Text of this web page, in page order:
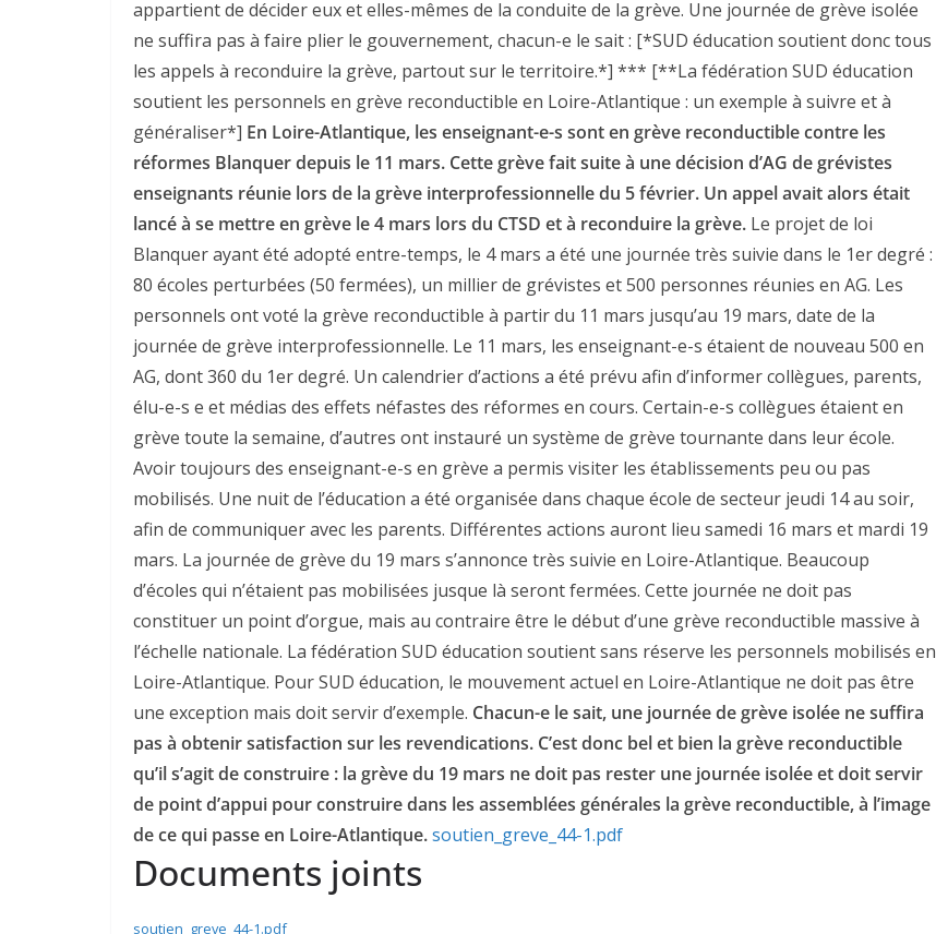
appartient de décider eux et elles-mêmes de la conduite de la grève. Une journée de grève isolée
ne suffira pas à faire plier le gouvernement, chacun-e le sait : [*SUD éducation soutient donc tous
les appels à reconduire la grève, partout sur le territoire.*] *** [**La fédération SUD éducation
soutient les personnels en grève reconductible en Loire-Atlantique : un exemple à suivre et à
généraliser*] En Loire-Atlantique, les enseignant-e-s sont en grève reconductible contre les
réformes Blanquer depuis le 11 mars. Cette grève fait suite à une décision d’AG de grévistes
enseignants réunie lors de la grève interprofessionnelle du 5 février. Un appel avait alors était
lancé à se mettre en grève le 4 mars lors du CTSD et à reconduire la grève. Le projet de loi
Blanquer ayant été adopté entre-temps, le 4 mars a été une journée très suivie dans le 1er degré :
80 écoles perturbées (50 fermées), un millier de grévistes et 500 personnes réunies en AG. Les
personnels ont voté la grève reconductible à partir du 11 mars jusqu’au 19 mars, date de la
journée de grève interprofessionnelle. Le 11 mars, les enseignant-e-s étaient de nouveau 500 en
AG, dont 360 du 1er degré. Un calendrier d’actions a été prévu afin d’informer collègues, parents,
élu-e-s e et médias des effets néfastes des réformes en cours. Certain-e-s collègues étaient en
grève toute la semaine, d’autres ont instauré un système de grève tournante dans leur école.
Avoir toujours des enseignant-e-s en grève a permis visiter les établissements peu ou pas
mobilisés. Une nuit de l’éducation a été organisée dans chaque école de secteur jeudi 14 au soir,
afin de communiquer avec les parents. Différentes actions auront lieu samedi 16 mars et mardi 19
mars. La journée de grève du 19 mars s’annonce très suivie en Loire-Atlantique. Beaucoup
d’écoles qui n’étaient pas mobilisées jusque là seront fermées. Cette journée ne doit pas
constituer un point d’orgue, mais au contraire être le début d’une grève reconductible massive à
l’échelle nationale. La fédération SUD éducation soutient sans réserve les personnels mobilisés en
Loire-Atlantique. Pour SUD éducation, le mouvement actuel en Loire-Atlantique ne doit pas être
une exception mais doit servir d’exemple. Chacun-e le sait, une journée de grève isolée ne suffira
pas à obtenir satisfaction sur les revendications. C’est donc bel et bien la grève reconductible
qu’il s’agit de construire : la grève du 19 mars ne doit pas rester une journée isolée et doit servir
de point d’appui pour construire dans les assemblées générales la grève reconductible, à l’image
de ce qui passe en Loire-Atlantique.soutien_greve_44-1.pdf
Documents joints
soutien_greve_44-1.pdf